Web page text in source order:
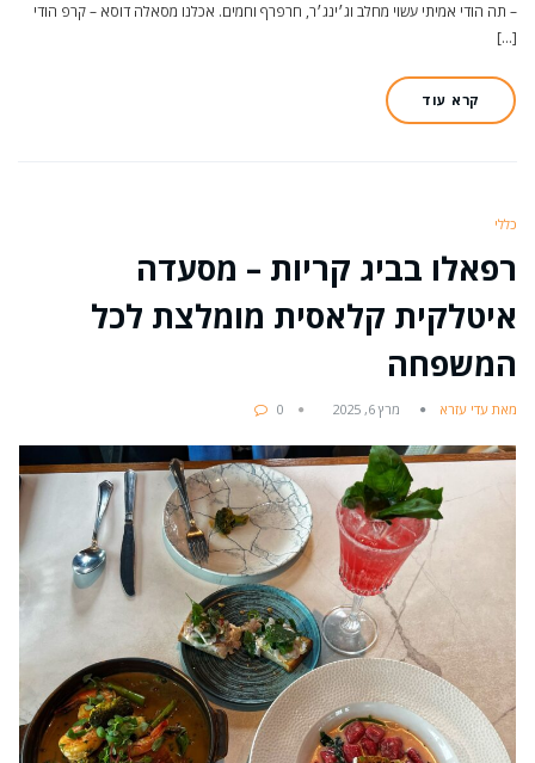
– תה הודי אמיתי עשוי מחלב וג׳ינג׳ר, חרפרף וחמים. אכלנו מסאלה דוסא – קרפ הודי
[…]
קרא עוד
כללי
רפאלו בביג קריות – מסעדה
איטלקית קלאסית מומלצת לכל
המשפחה
מאת עדי עזרא מרץ 6, 2025 0